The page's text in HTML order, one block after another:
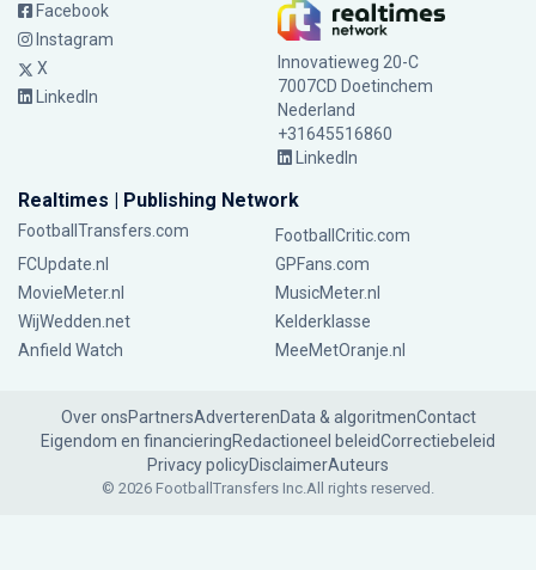
Facebook
Instagram
X
LinkedIn
Innovatieweg 20-C
7007CD Doetinchem
Nederland
+31645516860
LinkedIn
Realtimes | Publishing Network
FootballTransfers.com
FootballCritic.com
FCUpdate.nl
GPFans.com
MovieMeter.nl
MusicMeter.nl
WijWedden.net
Kelderklasse
Anfield Watch
MeeMetOranje.nl
Over onsPartnersAdverterenData & algoritmenContact
Eigendom en financieringRedactioneel beleidCorrectiebeleid
Privacy policyDisclaimerAuteurs
© 2026 FootballTransfers Inc.All rights reserved.